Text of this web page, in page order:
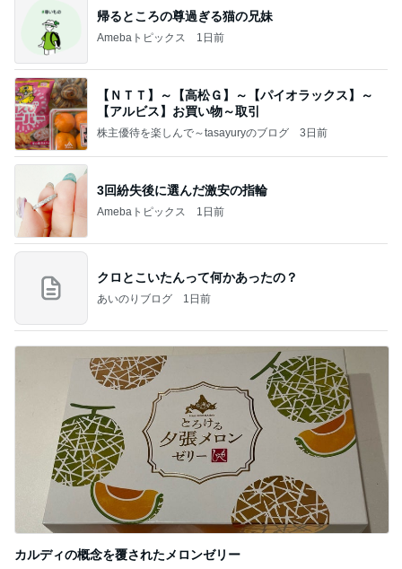
帰るところの尊過ぎる猫の兄妹
Amebaトピックス 1日前
【ＮＴＴ】～【高松Ｇ】～【パイオラックス】～
【アルビス】お買い物～取引
株主優待を楽しんで～tasayuryのブログ 3日前
3回紛失後に選んだ激安の指輪
Amebaトピックス 1日前
クロとこいたんって何かあったの？
あいのりブログ 1日前
カルディの概念を覆されたメロンゼリー